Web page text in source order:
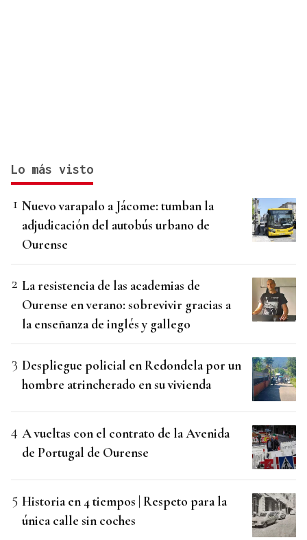
Lo más visto
Nuevo varapalo a Jácome: tumban la
adjudicación del autobús urbano de
Ourense
La resistencia de las academias de
Ourense en verano: sobrevivir gracias a
la enseñanza de inglés y gallego
Despliegue policial en Redondela por un
hombre atrincherado en su vivienda
A vueltas con el contrato de la Avenida
de Portugal de Ourense
Historia en 4 tiempos | Respeto para la
única calle sin coches